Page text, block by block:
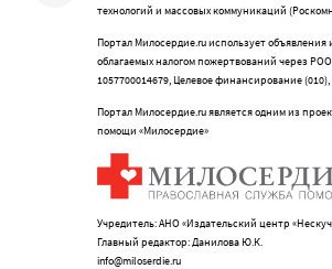
технологий и массовых коммуникаций
Портал Милосердие.ru использует объявления
облагаемых налогом пожертвований через
1057700014679, Целевое финансирование (010),
Портал Милосердие.ru является одним из
помощи «Милосердие»
Учредитель: АНО «Издательский центр
Главный редактор: Данилова Ю.К.
info@miloserdie.ru